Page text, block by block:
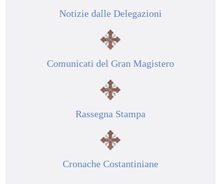
Notizie dalle Delegazioni
Comunicati del Gran Magistero
Rassegna Stampa
Cronache Costantiniane